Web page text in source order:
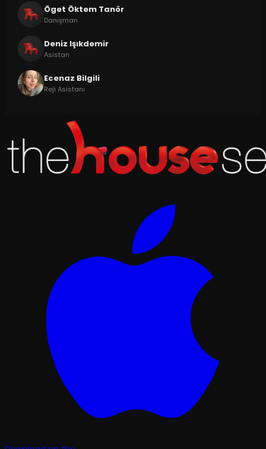
Öget Öktem Tanör
Danışman
Deniz Işıkdemir
Asistan
Ecenaz Bilgili
Reji Asistanı